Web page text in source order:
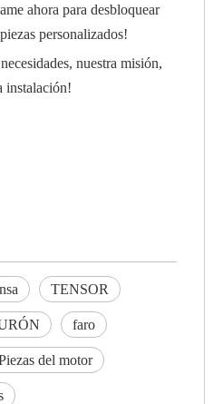
ahora para desbloquear
personalizados!
nuestra misión,
instalación!
TENSOR
faro
del motor